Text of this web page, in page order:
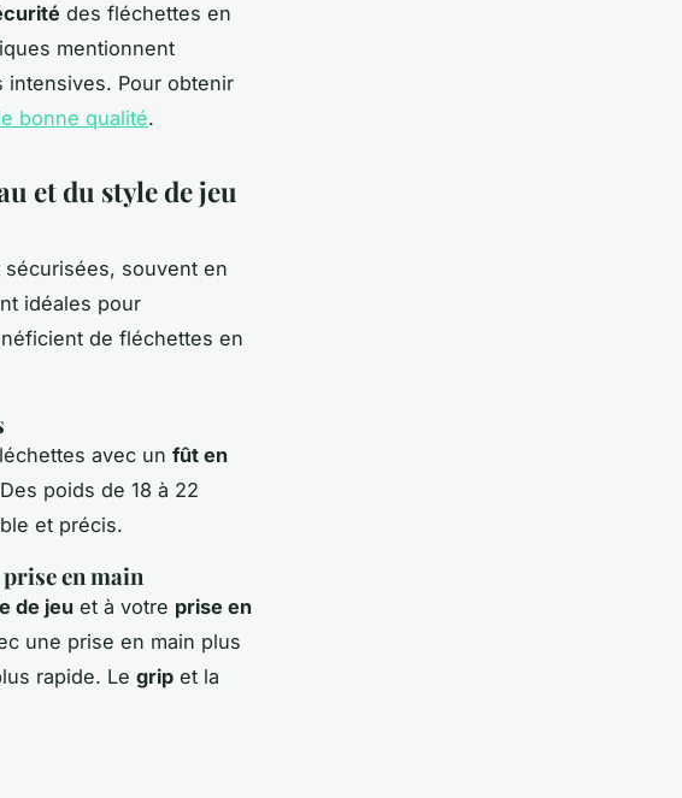
des fléchettes en
mentionnent
intensives. Pour obtenir
bonne qualité.
et du style de jeu
souvent en
idéales pour
de fléchettes en
avec un fût en
poids de 18 à 22
et précis.
en main
de jeu et à votre prise en
une prise en main plus
rapide. Le grip et la